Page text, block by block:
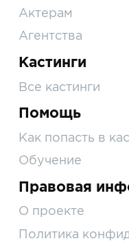
Актерам
Агентства
Кастинги
Все кастинги
Помощь
Как попасть в
Обучение
Правовая
О проекте
Политика